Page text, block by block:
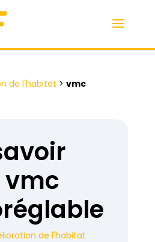
de l'habitat > vmc
vmc
de l'habitat